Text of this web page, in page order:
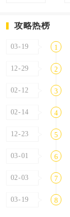
攻略热榜
03-19 1
12-29 2
02-12 3
02-14 4
12-23 5
03-01 6
02-03 7
03-19 8